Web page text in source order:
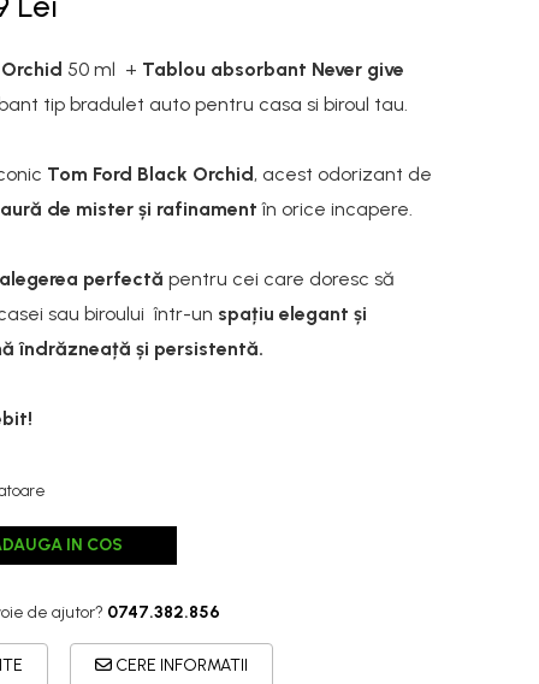
Orchid 50 ml + Tablou absorbant Never give
tip bradulet auto pentru casa si biroul tau.
Tom Ford Black Orchid, acest odorizant de
de mister și rafinament în orice incapere.
alegerea perfectă pentru cei care doresc să
sau biroului într-un spațiu elegant și
îndrăzneață și persistentă.
IN COS
de ajutor? 0747.382.856
CERE INFORMATII